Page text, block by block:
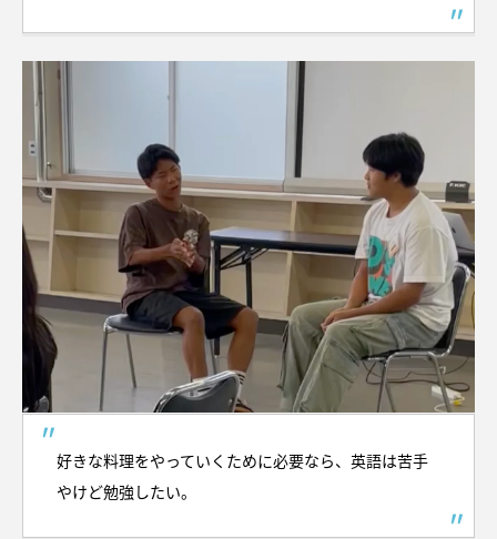
好きな料理をやっていくために必要なら、英語は苦手
やけど勉強したい。